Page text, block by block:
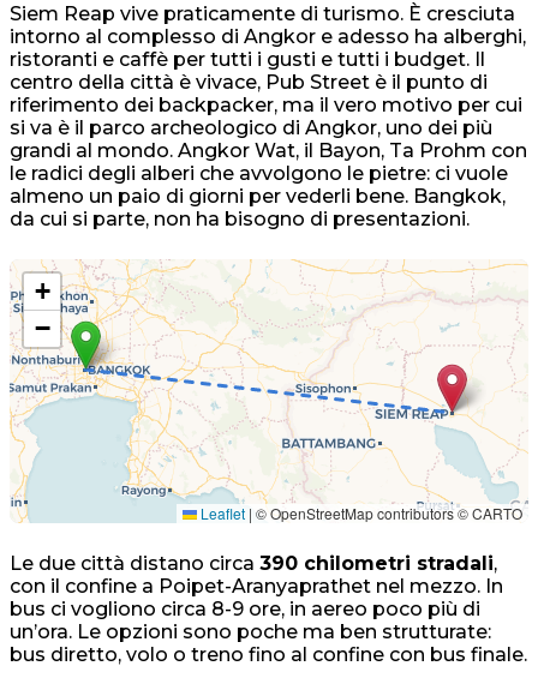
Siem Reap vive praticamente di turismo. È cresciuta
intorno al complesso di Angkor e adesso ha alberghi,
ristoranti e caffè per tutti i gusti e tutti i budget. Il
centro della città è vivace, Pub Street è il punto di
riferimento dei backpacker, ma il vero motivo per cui
si va è il parco archeologico di Angkor, uno dei più
grandi al mondo. Angkor Wat, il Bayon, Ta Prohm con
le radici degli alberi che avvolgono le pietre: ci vuole
almeno un paio di giorni per vederli bene. Bangkok,
da cui si parte, non ha bisogno di presentazioni.
+
−
Leaflet | © OpenStreetMap contributors © CARTO
Le due città distano circa 390 chilometri stradali,
con il confine a Poipet-Aranyaprathet nel mezzo. In
bus ci vogliono circa 8-9 ore, in aereo poco più di
un’ora. Le opzioni sono poche ma ben strutturate:
bus diretto, volo o treno fino al confine con bus finale.